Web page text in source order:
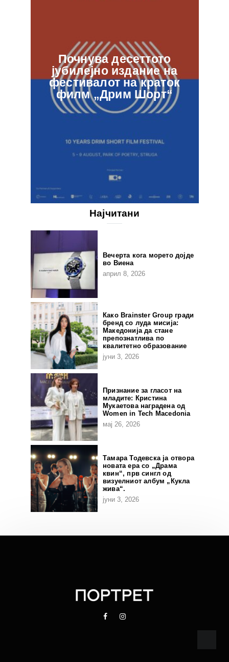
Почнува десеттото
јубилејно издание на
фестивалот на краток
филм „Дрим Шорт“
Најчитани
Вечерта кога морето дојде
во Виена
април 8, 2026
Како Brainster Group гради
бренд со луда мисија:
Македонија да стане
препознатлива по
квалитетно образование
јуни 3, 2026
Признание за гласот на
младите: Кристина
Мукаетова наградена од
Women in Tech Macedonia
мај 26, 2026
Тамара Тодевска ја отвора
новата ера со „Драма
квин“, прв сингл од
визуелниот албум „Кукла
жива“.
јуни 3, 2026